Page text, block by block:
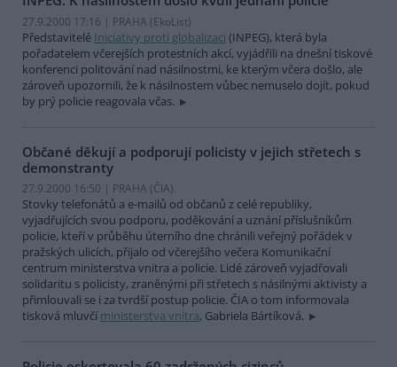
27.9.2000 17:16 | PRAHA (EkoList)
Představitelé Iniciativy proti globalizaci (INPEG), která byla
pořadatelem včerejších protestních akcí, vyjádřili na dnešní tiskové
konferenci politování nad násilnostmi, ke kterým včera došlo, ale
zároveň upozornili, že k násilnostem vůbec nemuselo dojít, pokud
by prý policie reagovala včas.
Občané děkují a podporují policisty v jejich střetech s
demonstranty
27.9.2000 16:50 | PRAHA (ČIA)
Stovky telefonátů a e-mailů od občanů z celé republiky,
vyjadřujících svou podporu, poděkování a uznání příslušníkům
policie, kteří v průběhu úterního dne chránili veřejný pořádek v
pražských ulicích, přijalo od včerejšího večera Komunikační
centrum ministerstva vnitra a policie. Lidé zároveň vyjadřovali
solidaritu s policisty, zraněnými při střetech s násilnými aktivisty a
přimlouvali se i za tvrdší postup policie. ČIA o tom informovala
tisková mluvčí ministerstva vnitra, Gabriela Bártíková.